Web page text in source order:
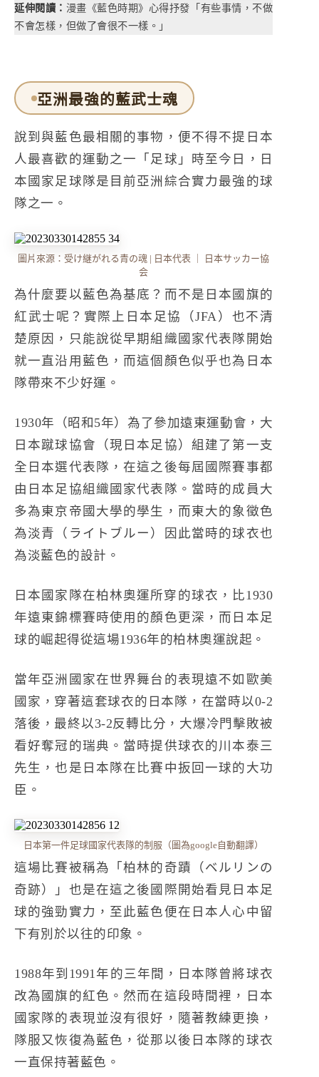
延伸閱讀： 漫畫《藍色時期》心得抒發「有些事情，不做
不會怎樣，但做了會很不一樣。」
亞洲最強的藍武士魂
說到與藍色最相關的事物，便不得不提日本
人最喜歡的運動之一「足球」時至今日，日
本國家足球隊是目前亞洲綜合實力最強的球
隊之一。
圖片來源： 受け継がれる青の魂 | 日本代表 ｜ 日本サッカー協
会
為什麼要以藍色為基底？而不是日本國旗的
紅武士呢？實際上日本足協（JFA）也不清
楚原因，只能說從早期組織國家代表隊開始
就一直沿用藍色，而這個顏色似乎也為日本
隊帶來不少好運。
1930年（昭和5年）為了參加遠東運動會，大
日本蹴球協會（現日本足協）組建了第一支
全日本選代表隊，在這之後每屆國際賽事都
由日本足協組織國家代表隊。當時的成員大
多為東京帝國大學的學生，而東大的象徵色
為淡青（ライトブルー）因此當時的球衣也
為淡藍色的設計。
日本國家隊在柏林奧運所穿的球衣，比1930
年遠東錦標賽時使用的顏色更深，而日本足
球的崛起得從這場1936年的柏林奧運說起。
當年亞洲國家在世界舞台的表現遠不如歐美
國家，穿著這套球衣的日本隊，在當時以0-2
落後，最終以3-2反轉比分，大爆冷門擊敗被
看好奪冠的瑞典。當時提供球衣的川本泰三
先生，也是日本隊在比賽中扳回一球的大功
臣。
日本第一件足球國家代表隊的制服（圖為google自動翻譯）
這場比賽被稱為「柏林的奇蹟（ベルリンの
奇跡）」也是在這之後國際開始看見日本足
球的強勁實力，至此藍色便在日本人心中留
下有別於以往的印象。
1988年到1991年的三年間，日本隊曾將球衣
改為國旗的紅色。然而在這段時間裡，日本
國家隊的表現並沒有很好，隨著教練更換，
隊服又恢復為藍色，從那以後日本隊的球衣
一直保持著藍色。